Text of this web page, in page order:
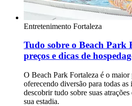
Entretenimento Fortaleza
Tudo sobre o Beach Park
preços e dicas de
O Beach Park Fortaleza é o
oferecendo diversão para todas
descobrir tudo sobre suas
sua estadia.